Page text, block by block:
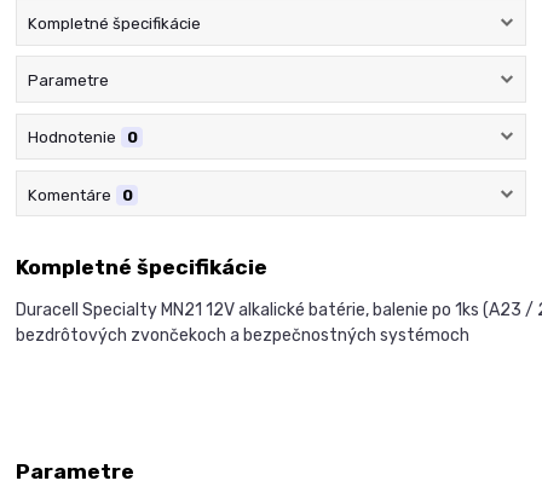
Kompletné špecifikácie
Parametre
Hodnotenie 0
Komentáre 0
Kompletné špecifikácie
Duracell Specialty MN21 12V alkalické batérie, balenie po 1ks
bezdrôtových zvončekoch a bezpečnostných systémoch
Parametre